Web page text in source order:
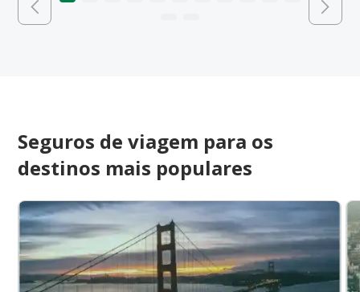
Seguros de viagem para os
destinos mais populares